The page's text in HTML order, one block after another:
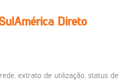
Direto
extrato de utilização, status de